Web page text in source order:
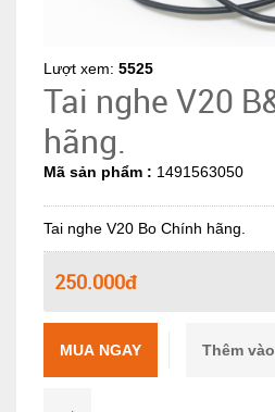
Lượt xem: 5525
Tai nghe V20
hãng.
Mã sản phẩm : 1491563050
Tai nghe V20 Bo Chính hãng.
250.000đ
MUA NGAY